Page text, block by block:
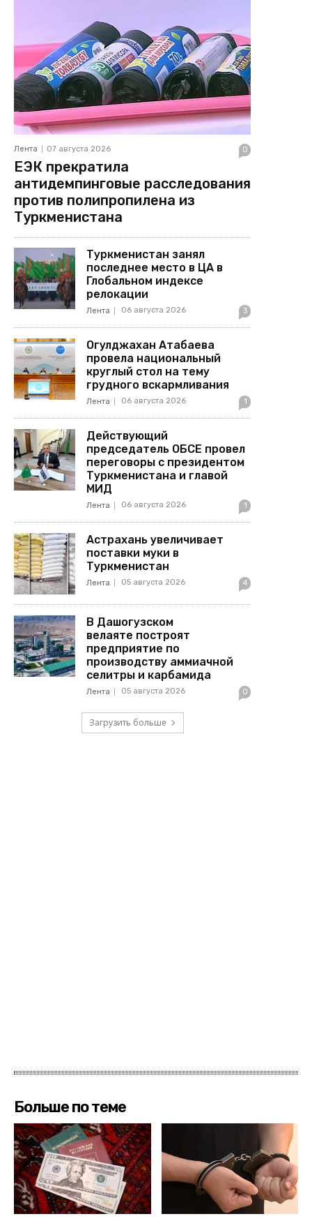
Лента 07 августа 2026 0
ЕЭК прекратила
антидемпинговые расследования
против полипропилена из
Туркменистана
Туркменистан занял
последнее место в ЦА в
Глобальном индексе
релокации
Лента 06 августа 2026 3
Огулджахан Атабаева
провела национальный
круглый стол на тему
грудного вскармливания
Лента 06 августа 2026 1
Действующий
председатель ОБСЕ провел
переговоры с президентом
Туркменистана и главой
МИД
Лента 06 августа 2026 1
Астрахань увеличивает
поставки муки в
Туркменистан
Лента 05 августа 2026 4
В Дашогузском
велаяте построят
предприятие по
производству аммиачной
селитры и карбамида
Лента 05 августа 2026 0
Загрузить больше
Больше по теме